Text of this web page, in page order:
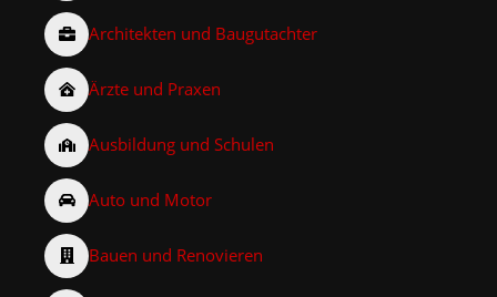
Architekten und Baugutachter
Ärzte und Praxen
Ausbildung und Schulen
Auto und Motor
Bauen und Renovieren